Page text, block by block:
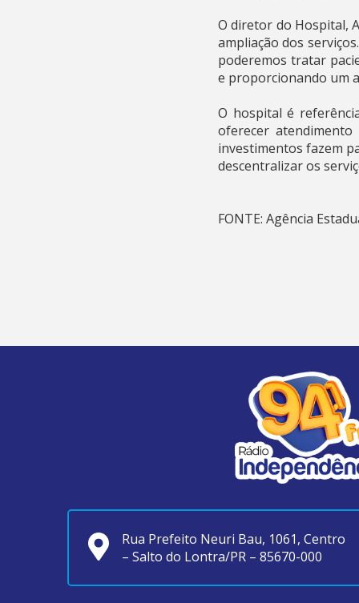
O diretor do Hospital,
ampliação dos
poderemos tratar
e proporcionando um
O hospital é
oferecer
investimentos fazem
descentralizar os
FONTE: Agência
Rua Prefeito Neuri Bau, 1061, Centro
– Salto do Lontra/PR – 85670-000